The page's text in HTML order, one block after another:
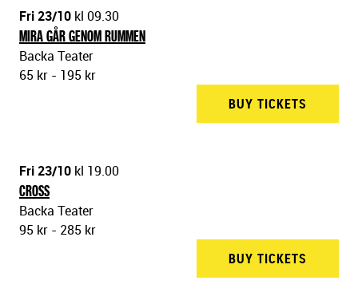
Fri 23/10 kl 09.30
MIRA GÅR GENOM RUMMEN
Backa Teater
65 kr - 195 kr
BUY TICKETS
Fri 23/10 kl 19.00
CROSS
Backa Teater
95 kr - 285 kr
BUY TICKETS